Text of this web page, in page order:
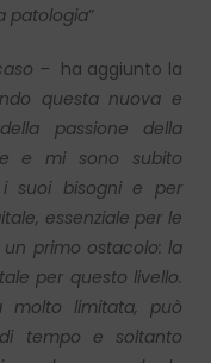
patologia”
– ha aggiunto la
questa nuova e
passione della
e mi sono subito
suoi bisogni e per
essenziale per le
primo ostacolo: la
per questo livello.
molto limitata, può
tempo e soltanto